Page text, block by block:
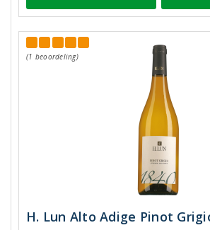
(1 beoordeling)
H. Lun Alto Adige Pinot